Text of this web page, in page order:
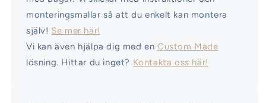
monteringsmallar så att du enkelt kan montera
själv! Se mer här!
Vi kan även hjälpa dig med enCustom Made
lösning. Hittar du inget? Kontakta oss här!